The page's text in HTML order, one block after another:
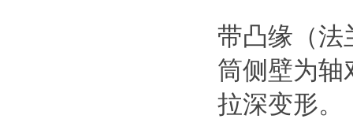
带凸缘（法
筒侧壁为轴
拉深变形。